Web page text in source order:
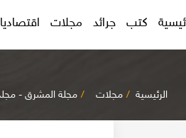
كتب جرائد مجلات
الرئيسية مجلات مجلة المشرق - مجلد السنة